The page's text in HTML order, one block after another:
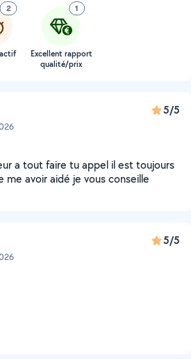
2 1
Excellent rapport
qualité/prix
5/5
a tout faire tu appel il est toujours
me avoir aidé je vous conseille
5/5